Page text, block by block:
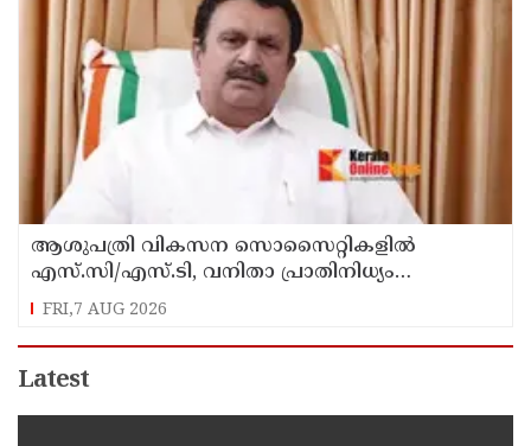
ആശുപത്രി വികസന സൊസൈറ്റികളിൽ
എസ്.സി/എസ്.ടി, വനിതാ പ്രാതിനിധ്യം
ഉൾപ്പെടുത്തി ഉത്തരവായി : മന്ത്രി കെ.മുരളീധരൻ
FRI,7 AUG 2026
Latest